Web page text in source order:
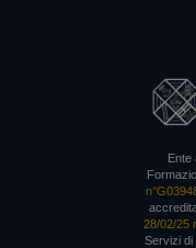
Ente
28/02/25
Servizi di